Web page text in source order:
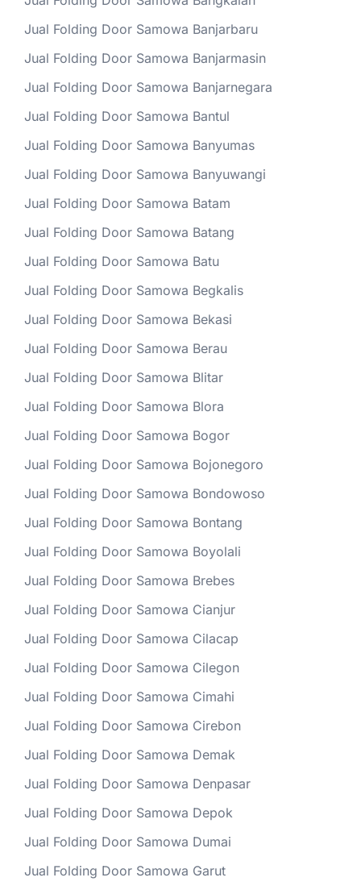
Jual Folding Door Samowa Banjarbaru
Jual Folding Door Samowa Banjarmasin
Jual Folding Door Samowa Banjarnegara
Jual Folding Door Samowa Bantul
Jual Folding Door Samowa Banyumas
Jual Folding Door Samowa Banyuwangi
Jual Folding Door Samowa Batam
Jual Folding Door Samowa Batang
Jual Folding Door Samowa Batu
Jual Folding Door Samowa Begkalis
Jual Folding Door Samowa Bekasi
Jual Folding Door Samowa Berau
Jual Folding Door Samowa Blitar
Jual Folding Door Samowa Blora
Jual Folding Door Samowa Bogor
Jual Folding Door Samowa Bojonegoro
Jual Folding Door Samowa Bondowoso
Jual Folding Door Samowa Bontang
Jual Folding Door Samowa Boyolali
Jual Folding Door Samowa Brebes
Jual Folding Door Samowa Cianjur
Jual Folding Door Samowa Cilacap
Jual Folding Door Samowa Cilegon
Jual Folding Door Samowa Cimahi
Jual Folding Door Samowa Cirebon
Jual Folding Door Samowa Demak
Jual Folding Door Samowa Denpasar
Jual Folding Door Samowa Depok
Jual Folding Door Samowa Dumai
Jual Folding Door Samowa Garut